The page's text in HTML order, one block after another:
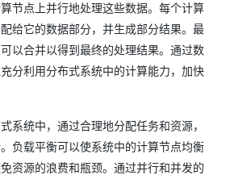
节点上并行地处理这些数据。每个计算
给它的数据部分，并生成部分结果。最
以合并以得到最终的处理结果。通过数
分利用分布式系统中的计算能力，加快
系统中，通过合理地分配任务和资源，
负载平衡可以使系统中的计算节点均衡
资源的浪费和瓶颈。通过并行和并发的